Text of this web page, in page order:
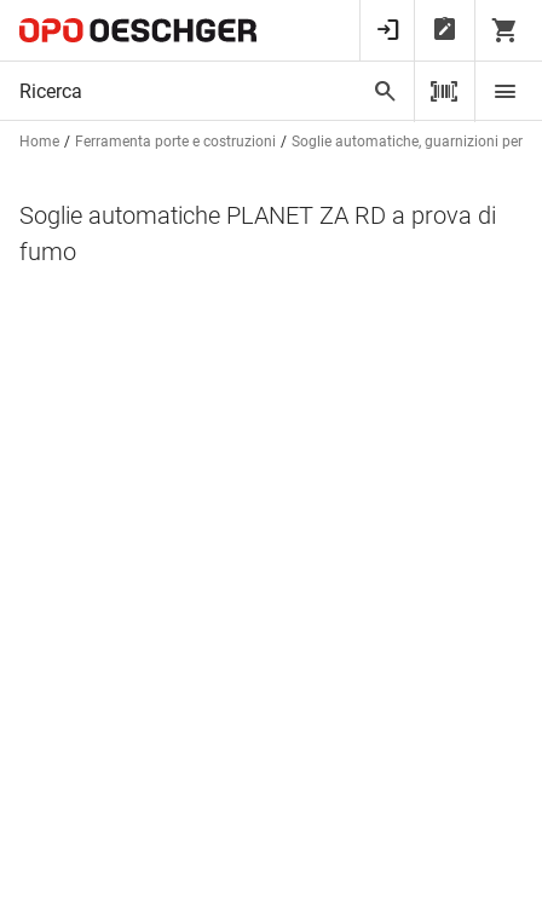
Home Ferramenta porte e costruzioni Soglie automatiche, guarnizioni per
Soglie automatiche PLANET ZA RD a prova di
fumo